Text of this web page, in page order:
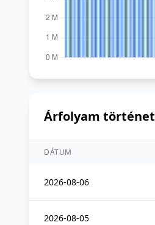
Árfolyam történet
DÁTUM
2026-08-06
2026-08-05